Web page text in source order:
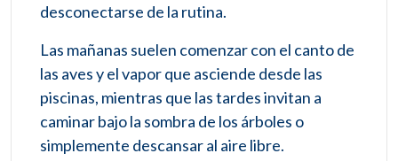
desconectarse de la rutina.
Las mañanas suelen comenzar con el canto de
las aves y el vapor que asciende desde las
piscinas, mientras que las tardes invitan a
caminar bajo la sombra de los árboles o
simplemente descansar al aire libre.